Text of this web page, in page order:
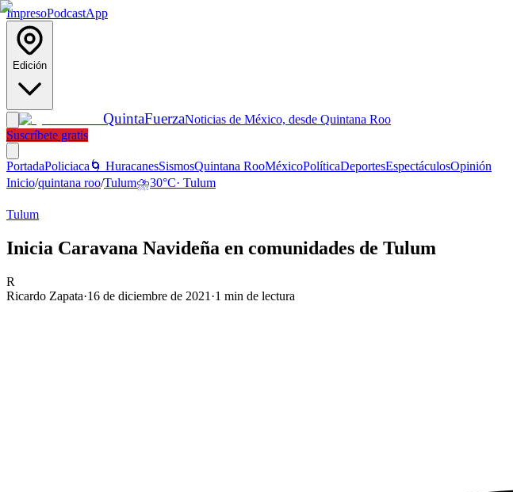
ImpresoPodcastApp
Edición
QuintaFuerzaNoticias de México, desde Quintana Roo
Suscríbete gratis
PortadaPoliciaca 🌀 HuracanesSismosQuintana RooMéxicoPolíticaDeportesEspectáculosOpinión
Inicio/quintana roo/Tulum⛈️30°C· Tulum
Tulum
Inicia Caravana Navideña en comunidades de Tulum
R
Ricardo Zapata·16 de diciembre de 2021 ·1 min de lectura